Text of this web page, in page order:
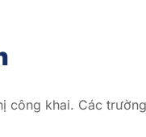
công khai. Các